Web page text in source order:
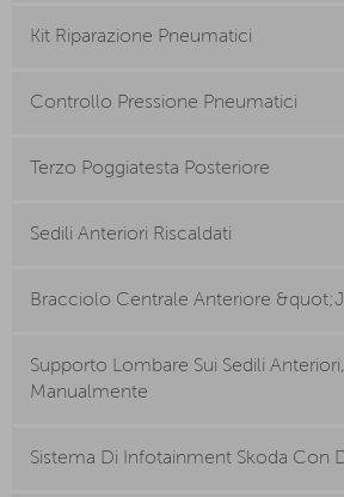
Kit Riparazione Pneumatici
Controllo Pressione Pneumatici
Terzo Poggiatesta Posteriore
Sedili Anteriori Riscaldati
Bracciolo Centrale Anteriore
Supporto Lombare Sui Sedili
Manualmente
Sistema Di Infotainment Skoda Con